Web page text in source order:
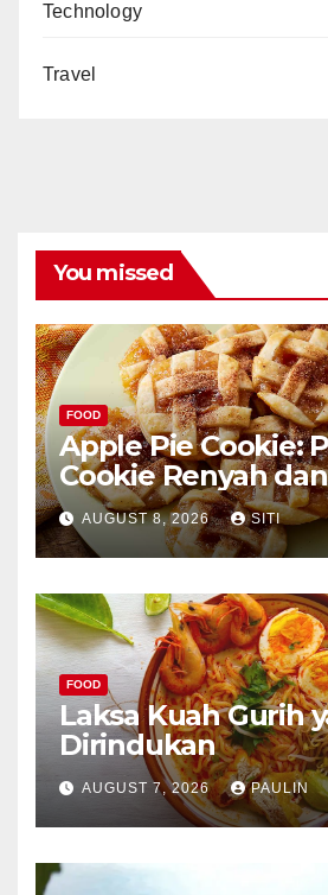
Technology
Travel
You missed
FOOD
Apple Pie Cookie:
Cookie Renyah
AUGUST 8, 2026 SITI
FOOD
Laksa Kuah Gurih
Dirindukan
AUGUST 7, 2026 PAULIN